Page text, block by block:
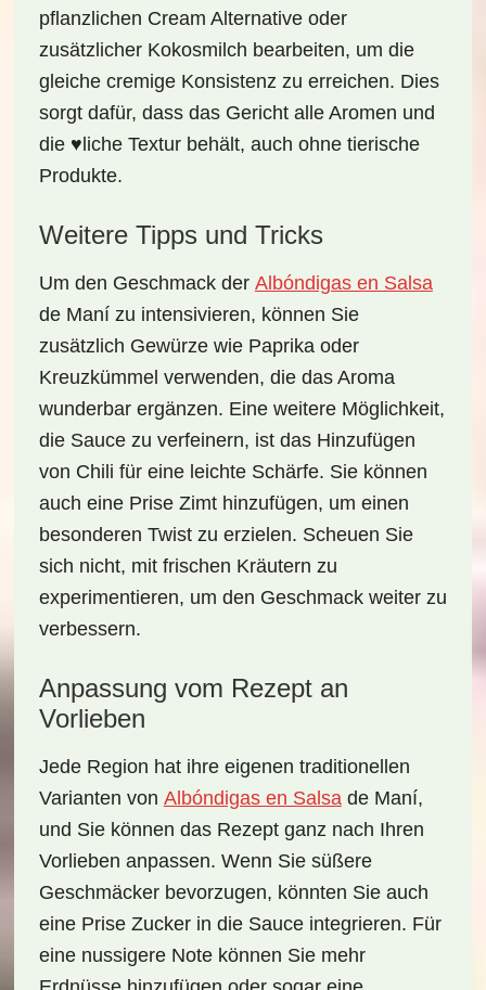
pflanzlichen Cream Alternative oder
zusätzlicher Kokosmilch bearbeiten, um die
gleiche cremige Konsistenz zu erreichen. Dies
sorgt dafür, dass das Gericht alle Aromen und
die ♥liche Textur behält, auch ohne tierische
Produkte.
Weitere Tipps und Tricks
Um den Geschmack der Albóndigas en Salsa
de Maní zu intensivieren, können Sie
zusätzlich Gewürze wie Paprikaoder
Kreuzkümmel verwenden, die das Aroma
wunderbar ergänzen. Eine weitere Möglichkeit,
die Sauce zu verfeinern, ist das Hinzufügen
von Chili für eine leichte Schärfe. Sie können
auch eine Prise Zimthinzufügen, um einen
besonderen Twist zu erzielen. Scheuen Sie
sich nicht, mit frischen Kräutern zu
experimentieren, um den Geschmack weiter zu
verbessern.
Anpassung vom Rezept an
Vorlieben
Jede Region hat ihre eigenen traditionellen
Varianten von Albóndigas en Salsade Maní,
und Sie können das Rezept ganz nach Ihren
Vorlieben anpassen. Wenn Sie süßere
Geschmäcker bevorzugen, könnten Sie auch
eine Prise Zuckerin die Sauce integrieren. Für
eine nussigere Note können Sie mehr